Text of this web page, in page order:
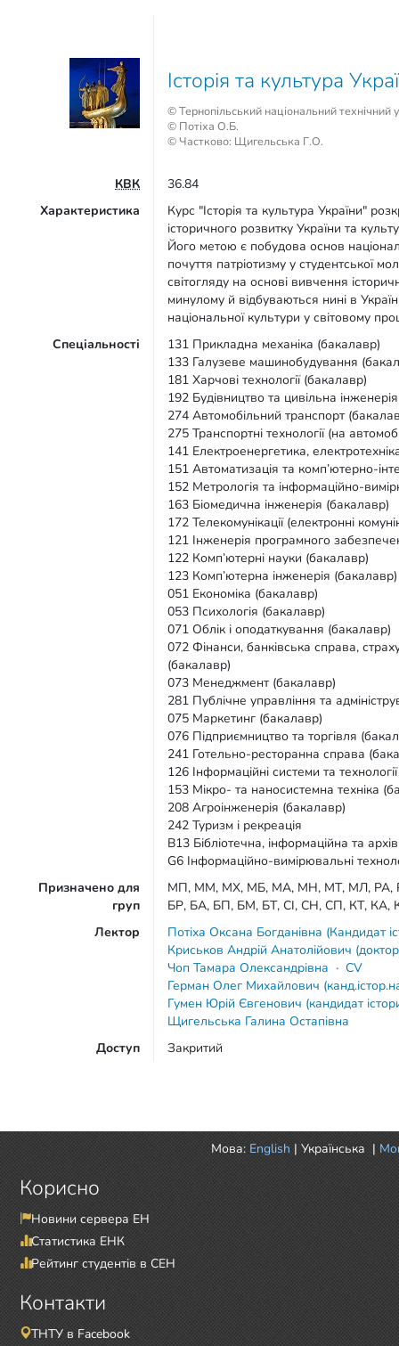
Історія та культура
© Тернопільський національний
© Потіха О.Б.
© Частково: Щигельська Г.О.
КВК
36.84
Характеристика
Курс "Історія та культура України"
історичного розвитку України та
Його метою є побудова основ
почуття патріотизму у студентської
світогляду на основі вивчення
минулому й відбуваються нині в
національної культури у світовому
Спеціальності
131 Прикладна механіка (бакалавр)
133 Галузеве машинобудування
181 Харчові технології (бакалавр)
192 Будівництво та цивільна
274 Автомобільний транспорт
275 Транспортні технології (на
141 Електроенергетика,
151 Автоматизація та комп’ютерно-
152 Метрологія та інформаційно-
163 Біомедична інженерія (бакалавр)
172 Телекомунікації (електронні
121 Інженерія програмного
122 Комп’ютерні науки (бакалавр)
123 Комп’ютерна інженерія (бакалавр)
051 Економіка (бакалавр)
053 Психологія (бакалавр)
071 Облік і оподаткування (бакалавр)
072 Фінанси, банківська справа,
(бакалавр)
073 Менеджмент (бакалавр)
281 Публічне управління та
075 Маркетинг (бакалавр)
076 Підприємництво та торгівля
241 Готельно-ресторанна справа
126 Інформаційні системи та
153 Мікро- та наносистемна техніка
208 Агроінженерія (бакалавр)
242 Туризм і рекреація
B13 Бібліотечна, інформаційна та
G6 Інформаційно-вимірювальні
Призначено для
груп
МП, ММ, МХ, МБ, МА, МН, МТ, МЛ, РА,
БР, БА, БП, БМ, БТ, СІ, СН, СП, КТ, КА,
Лектор
Потіха Оксана Богданівна (Кандидат
Криськов Андрій Анатолійович
Чоп Тамара Олександрівна · CV
Герман Олег Михайлович
Гумен Юрій Євгенович (кандидат
Щигельська Галина Остапівна
Доступ
Закритий
Мова: English | Українська |
Корисно
Новини сервера ЕН
Статистика ЕНК
Рейтинг студентів в СЕН
Контакти
ТНТУ в Facebook